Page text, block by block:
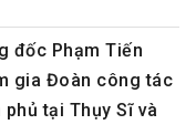
đốc Phạm Tiến
gia Đoàn công tác
phủ tại Thụy Sĩ và